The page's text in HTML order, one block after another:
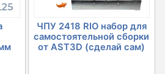
ЧПУ 2418 RIO набор для
самостоятельной сборки
от AST3D (сделай сам)